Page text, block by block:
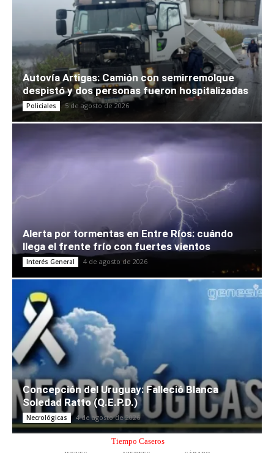
Autovía Artigas: Camión con semirremolque
despistó y dos personas fueron hospitalizadas
Policiales 5 de agosto de 2026
Alerta por tormentas en Entre Ríos: cuándo
llega el frente frío con fuertes vientos
Interés General 4 de agosto de 2026
Concepción del Uruguay: Falleció Blanca
Soledad Ratto (Q.E.P.D.)
Necrológicas 4 de agosto de 2026